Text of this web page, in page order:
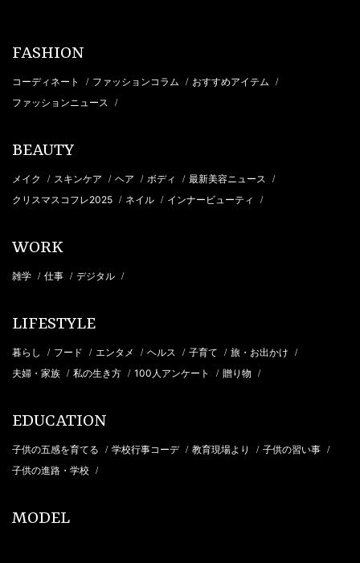
FASHION
コーディネート / ファッションコラム / おすすめアイテム /
ファッションニュース /
BEAUTY
メイク / スキンケア / ヘア / ボディ / 最新美容ニュース /
クリスマスコフレ2025 / ネイル / インナービューティ /
WORK
雑学 / 仕事 / デジタル /
LIFESTYLE
暮らし / フード / エンタメ / ヘルス / 子育て / 旅・お出かけ /
夫婦・家族 / 私の生き方 / 100人アンケート / 贈り物 /
EDUCATION
子供の五感を育てる / 学校行事コーデ / 教育現場より / 子供の習い事 /
子供の進路・学校 /
MODEL